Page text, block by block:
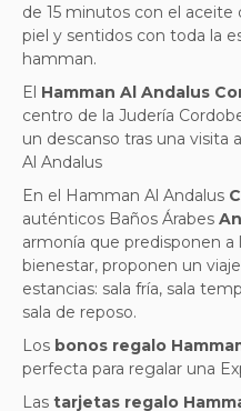
de 15 minutos con el
piel y sentidos con toda la
hamman.
El Hamman Al Andalus
centro de la Judería
un descanso tras una visita
Al Andalus
En el Hamman Al Andalus
auténticos Baños Árabes
armonía que predisponen a
bienestar, proponen un
estancias: sala fría, sala
sala de reposo.
Los bonos regalo
perfecta para regalar una
Las tarjetas regalo